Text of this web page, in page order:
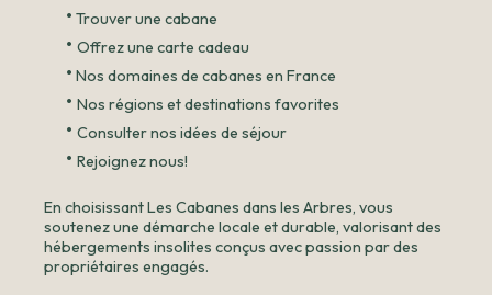
• Trouver une cabane
• Offrez une carte cadeau
• Nos domaines de cabanes en France
• Nos régions et destinations favorites
• Consulter nos idées de séjour
• Rejoignez nous!
En choisissant Les Cabanes dans les Arbres, vous
soutenez une démarche locale et durable, valorisant des
hébergements insolites conçus avec passion par des
propriétaires engagés.